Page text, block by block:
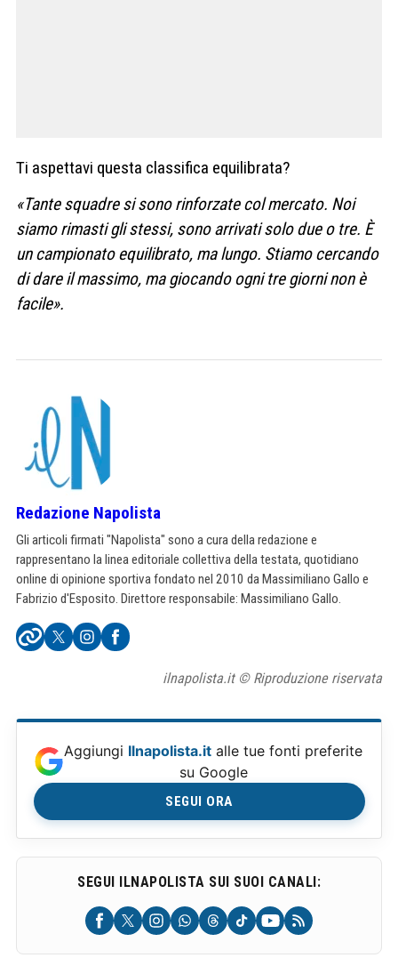
Ti aspettavi questa classifica equilibrata?
«Tante squadre si sono rinforzate col mercato. Noi
siamo rimasti gli stessi, sono arrivati solo due o tre. È
un campionato equilibrato, ma lungo. Stiamo cercando
di dare il massimo, ma giocando ogni tre giorni non è
facile».
Redazione Napolista
Gli articoli firmati "Napolista" sono a cura della redazione e
rappresentano la linea editoriale collettiva della testata, quotidiano
online di opinione sportiva fondato nel 2010 da Massimiliano Gallo e
Fabrizio d'Esposito. Direttore responsabile: Massimiliano Gallo.
ilnapolista.it © Riproduzione riservata
Aggiungi Ilnapolista.it alle tue fonti preferite
su Google
SEGUI ORA
SEGUI ILNAPOLISTA SUI SUOI CANALI: